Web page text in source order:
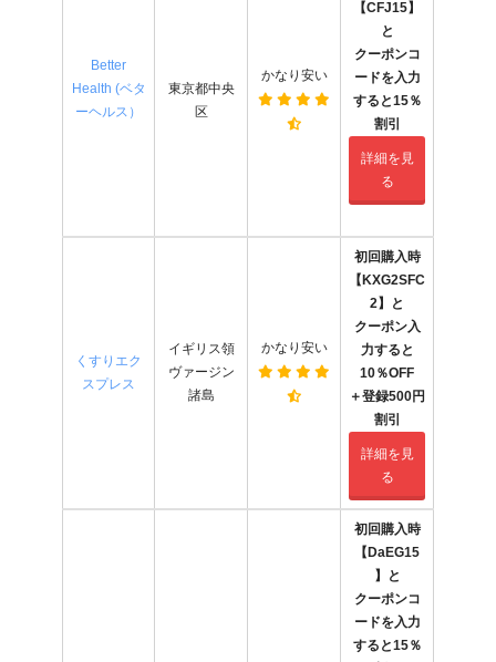
Better
Health (ベタ
ーヘルス）
東京都中央
区
かなり安い
【CFJ15】
と
クーポンコ
ードを入力
すると15％
割引
詳細を見
る
くすりエク
スプレス
イギリス領
ヴァージン
諸島
かなり安い
初回購入時
【KXG2SFC
2】と
クーポン入
力すると
10％OFF
＋登録500円
割引
詳細を見
る
初回購入時
【DaEG15
】と
クーポンコ
ードを入力
すると15％